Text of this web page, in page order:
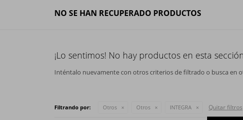
NO SE HAN RECUPERADO PRODUCTOS
¡Lo sentimos! No hay productos en esta
Inténtalo nuevamente con otros criterios de filtrado o busca en
Filtrando por: Otros Otros INTEGRA Quitar filtros